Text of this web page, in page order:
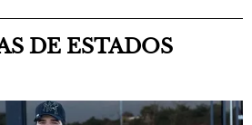
DE ESTADOS